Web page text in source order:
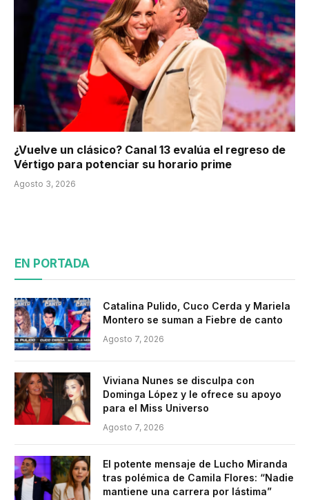
¿Vuelve un clásico? Canal 13 evalúa el regreso de
Vértigo para potenciar su horario prime
Agosto 3, 2026
EN PORTADA
Catalina Pulido, Cuco Cerda y Mariela
Montero se suman a Fiebre de canto
Agosto 7, 2026
Viviana Nunes se disculpa con
Dominga López y le ofrece su apoyo
para el Miss Universo
Agosto 7, 2026
El potente mensaje de Lucho Miranda
tras polémica de Camila Flores: “Nadie
mantiene una carrera por lástima”